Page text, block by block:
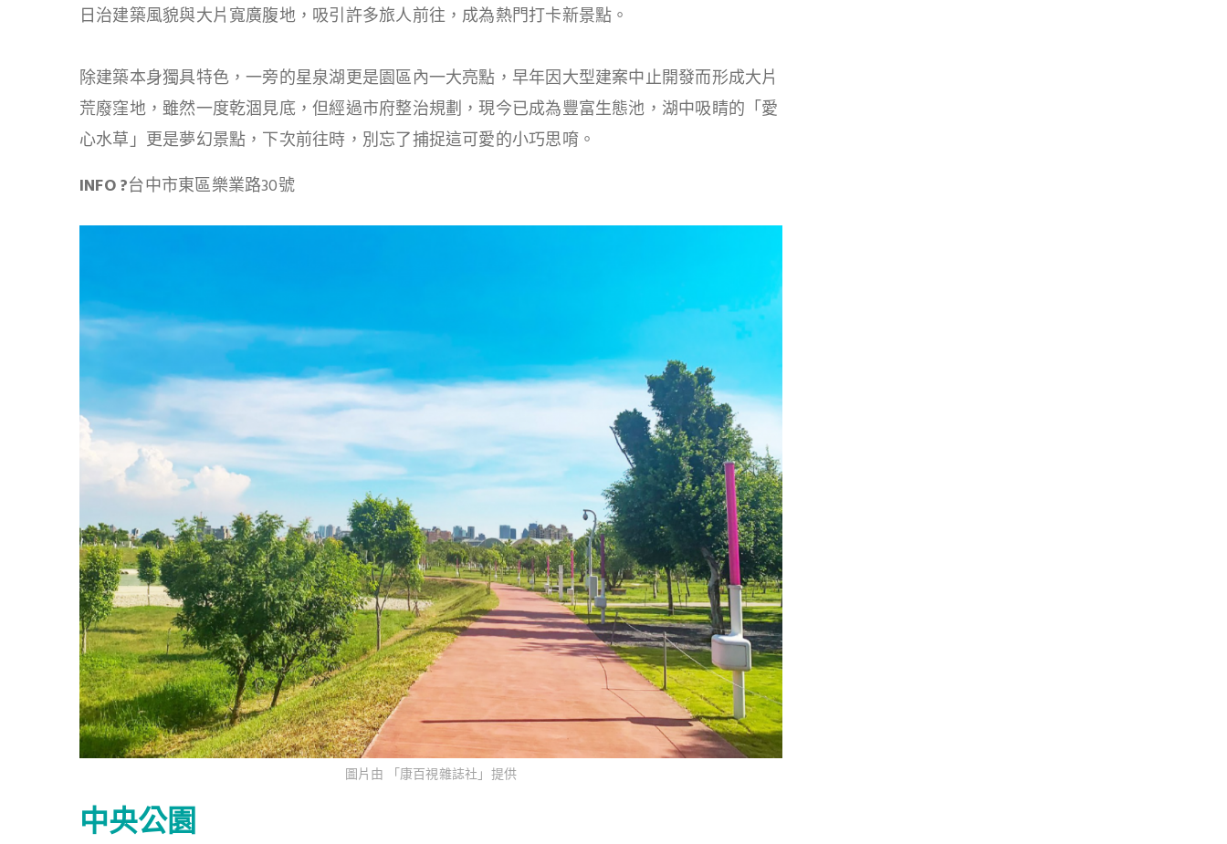
日治建築風貌與大片寬廣腹地，吸引許多旅人前往，成為熱門打卡新景點。
除建築本身獨具特色，一旁的星泉湖更是園區內一大亮點，早年因大型建案中止開發而形成大片
荒廢窪地，雖然一度乾涸見底，但經過市府整治規劃，現今已成為豐富生態池，湖中吸睛的「愛
心水草」更是夢幻景點，下次前往時，別忘了捕捉這可愛的小巧思唷。
INFO?台中市東區樂業路30號
圖片由 「康百視雜誌社」提供
中央公園